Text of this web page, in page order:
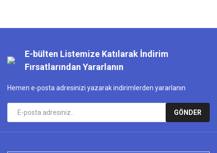
E-bülten Listemize Katılarak İndirim
Fırsatlarından Yararlanın
Hemen e-posta adresinizi yazarak indirimlerden yararlanın
GÖNDER